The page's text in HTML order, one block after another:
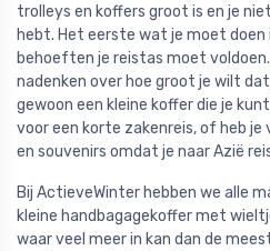
trolleys en koffers groot is en je
hebt. Het eerste wat je moet doen
behoeften je reistas moet
nadenken over hoe groot je wilt
gewoon een kleine koffer die je
voor een korte zakenreis, of heb je
en souvenirs omdat je naar Azië
Bij ActieveWinter hebben we alle
kleine handbagagekoffer met
waar veel meer in kan dan de